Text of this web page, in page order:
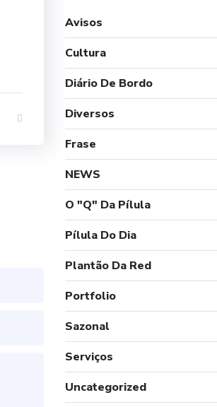
Avisos
Cultura
Diário De Bordo
Diversos
Frase
NEWS
O "Q" Da Pílula
Pílula Do Dia
Plantão Da Red
Portfolio
Sazonal
Serviços
Uncategorized